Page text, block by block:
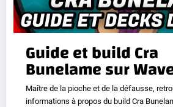
Guide et build Cra
Bunelame sur
Maître de la pioche et de la défausse,
informations à propos du build Cra